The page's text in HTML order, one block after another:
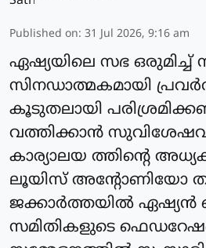
Published on: 31 Jul 2026, 9:16 am
ഏഷ്യയിലെ സഭ ഒരുമിച്ച്
സിനഡാത്മകമായി
കൂടുതലായി
വത്തിക്കാന്‍
കാര്യാലയ ത്തിന്റെ
ലൂയിസ് അന്റോണിയോ
ജക്കാര്‍ത്തയില്‍ ഏഷ്യന്‍
സമിതികളുടെ